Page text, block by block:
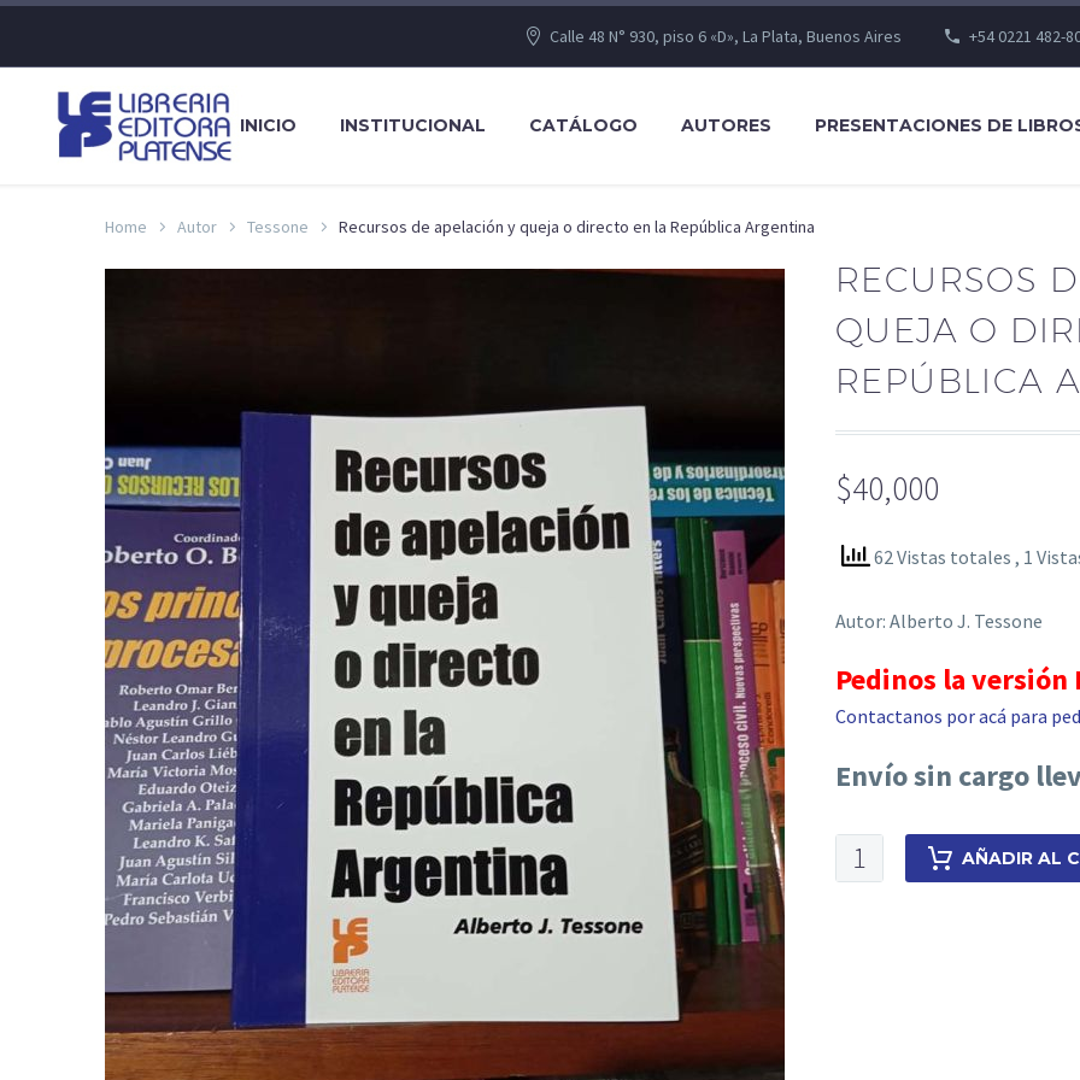
Calle 48 N° 930, piso 6 «D», La Plata, Buenos Aires +54 0221 482-
INICIO INSTITUCIONAL CATÁLOGO AUTORES PRESENTACIONES DE
Home Autor Tessone Recursos de apelación y queja o directo en la República Argentina
RECURSOS
QUEJA O
REPÚBLICA
$40,000
62 Vistas totales , 1
Autor: Alberto J. Tessone
Pedinos la versión
Contactanos por acá para
Envío sin cargo
Recursos
de
AÑADIR AL